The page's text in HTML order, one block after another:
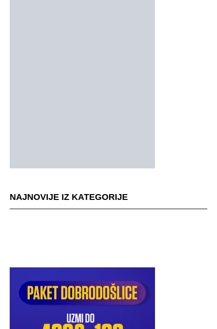
NAJNOVIJE IZ KATEGORIJE